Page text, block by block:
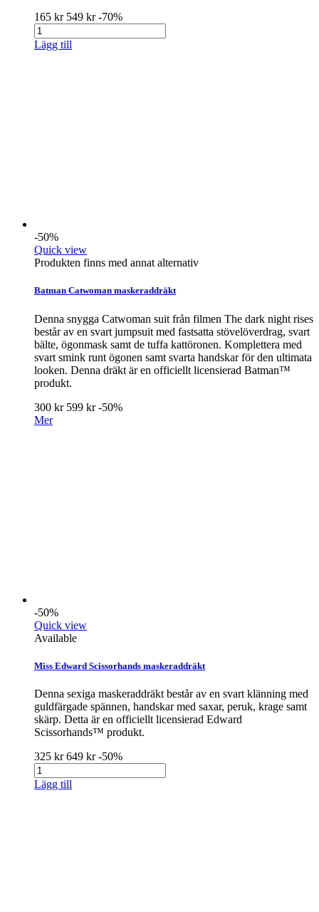
165 kr 549 kr-70%
Lägg till
-50%
Quick view
Produkten finns med annat alternativ
Batman Catwoman maskeraddräkt
Denna snygga Catwoman suit från filmen The dark night rises
består av en svart jumpsuit med fastsatta stövelöverdrag, svart
bälte, ögonmask samt de tuffa kattöronen. Komplettera med
svart smink runt ögonen samt svarta handskar för den ultimata
looken. Denna dräkt är en officiellt licensierad Batman™
produkt.
300 kr 599 kr-50%
Mer
-50%
Quick view
Available
Miss Edward Scissorhands maskeraddräkt
Denna sexiga maskeraddräkt består av en svart klänning med
guldfärgade spännen, handskar med saxar, peruk, krage samt
skärp. Detta är en officiellt licensierad Edward
Scissorhands™ produkt.
325 kr649 kr-50%
Lägg till